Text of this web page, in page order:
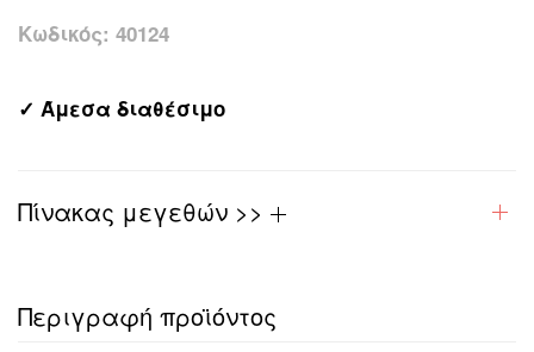
Κωδικός: 40124
✓ Άμεσα διαθέσιμο
Πίνακας μεγεθών >>
Περιγραφή προϊόντος